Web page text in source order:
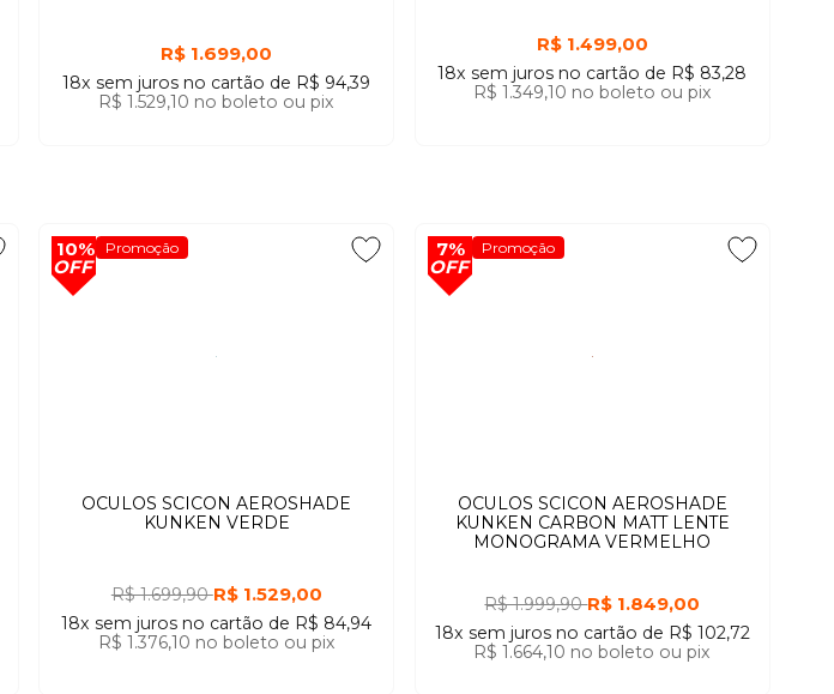
R$ 1.699,00
18x sem juros no cartão de R$ 94,39
R$ 1.529,10 no boleto ou pix
R$ 1.499,00
18x sem juros no cartão de R$ 83,28
R$ 1.349,10 no boleto ou pix
10%
OFF
Promoção
OCULOS SCICON AEROSHADE
KUNKEN VERDE
R$ 1.699,90R$ 1.529,00
18x sem juros no cartão de R$ 84,94
R$ 1.376,10 no boleto ou pix
7%
OFF
Promoção
OCULOS SCICON AEROSHADE
KUNKEN CARBON MATT LENTE
MONOGRAMA VERMELHO
R$ 1.999,90R$ 1.849,00
18x sem juros no cartão de R$ 102,72
R$ 1.664,10 no boleto ou pix